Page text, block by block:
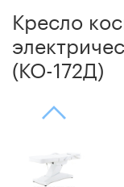
Кресло
(КО-172Д)